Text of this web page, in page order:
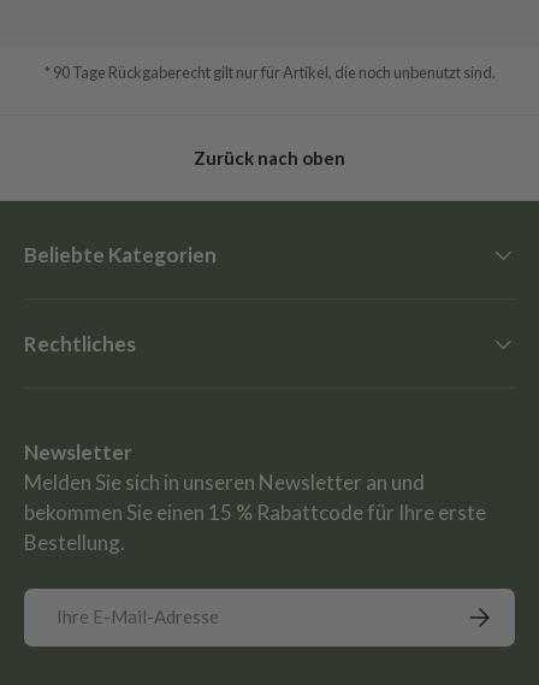
* 90 Tage Rückgaberecht gilt nur für Artikel, die noch unbenutzt sind.
Zurück nach oben
Beliebte Kategorien
Rechtliches
Newsletter
Melden Sie sich in unseren Newsletter an und
bekommen Sie einen 15 % Rabattcode für Ihre erste
Bestellung.
E-Mail